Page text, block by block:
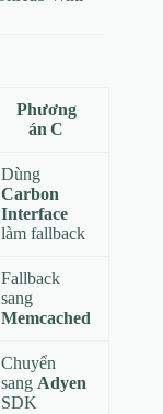
Phương
án C
Dùng
Carbon
Interface
làm fallback
Fallback
sang
Memcached
Chuyển
sang Adyen
SDK